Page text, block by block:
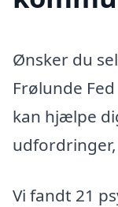
Ønsker du
Frølunde
kan hjælpe
Vi fandt 21